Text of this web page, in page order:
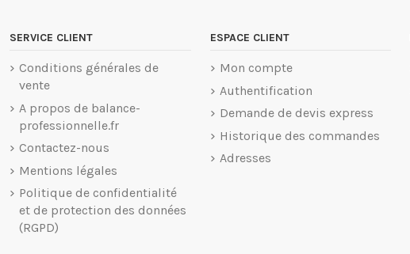
SERVICE CLIENT
Conditions générales de
vente
A propos de balance-
professionnelle.fr
Contactez-nous
Mentions légales
Politique de confidentialité
et de protection des données
(RGPD)
ESPACE CLIENT
Mon compte
Authentification
Demande de devis express
Historique des commandes
Adresses